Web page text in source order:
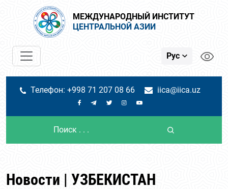
МЕЖДУНАРОДНЫЙ ИНСТИТУТ
ЦЕНТРАЛЬНОЙ АЗИИ
Рус
Телефон: +998 71 207 08 66 iica@iica.uz
Новости | УЗБЕКИСТАН